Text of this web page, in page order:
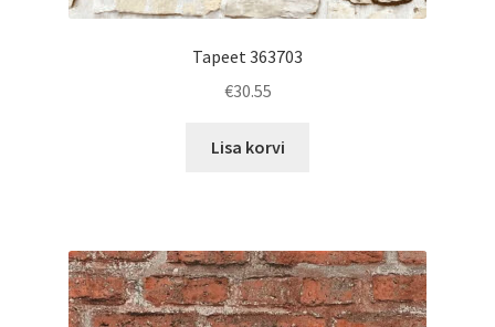
Tapeet 363703
€30.55
Lisa korvi